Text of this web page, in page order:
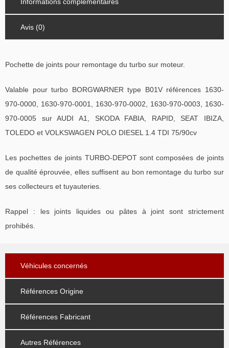
Informations complémentaires
Avis (0)
Pochette de joints pour remontage du turbo sur moteur.
Valable pour turbo BORGWARNER type B01V références 1630-
970-0000, 1630-970-0001, 1630-970-0002, 1630-970-0003, 1630-
970-0005 sur AUDI A1, SKODA FABIA, RAPID, SEAT IBIZA,
TOLEDO et VOLKSWAGEN POLO DIESEL 1.4 TDI 75/90cv
Les pochettes de joints TURBO-DEPOT sont composées de joints
de qualité éprouvée, elles suffisent au bon remontage du turbo sur
ses collecteurs et tuyauteries.
Rappel : les joints liquides ou pâtes à joint sont strictement
prohibés.
Véhicules concernés
Références Origine
Références Fabricant
Autres Références